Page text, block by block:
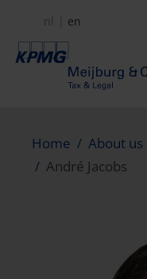
main
Secundair
nl en
Home About us
André Jacobs